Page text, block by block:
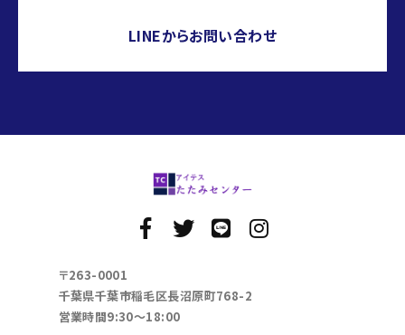
LINEからお問い合わせ
〒263-0001
千葉県千葉市稲毛区長沼原町768-2
営業時間9:30～18:00